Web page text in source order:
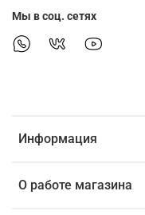
Информация
О работе магазина
Мы в соц. сетях